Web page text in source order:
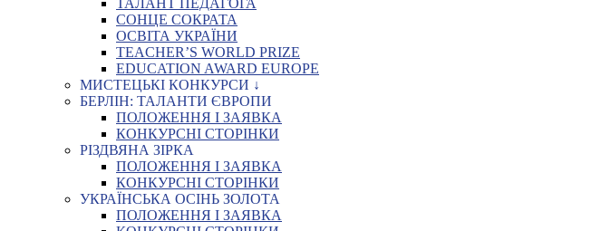
ТАЛАНТ ПЕДАГОГА
СОНЦЕ СОКРАТА
ОСВІТА УКРАЇНИ
TEACHER’S WORLD PRIZE
EDUCATION AWARD EUROPE
МИСТЕЦЬКІ КОНКУРСИ ↓
БЕРЛІН: ТАЛАНТИ ЄВРОПИ
ПОЛОЖЕННЯ І ЗАЯВКА
КОНКУРСНІ СТОРІНКИ
РІЗДВЯНА ЗІРКА
ПОЛОЖЕННЯ І ЗАЯВКА
КОНКУРСНІ СТОРІНКИ
УКРАЇНСЬКА ОСІНЬ ЗОЛОТА
ПОЛОЖЕННЯ І ЗАЯВКА